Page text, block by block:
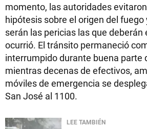
momento, las autoridades
hipótesis sobre el origen del
serán las pericias las que deberán
ocurrió. El tránsito permaneció
interrumpido durante buena parte
mientras decenas de efectivos,
móviles de emergencia se
San José al 1100.
LEE TAMBIÉN